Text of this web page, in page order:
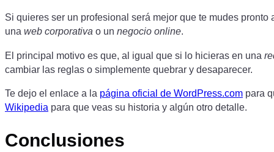
Si quieres ser un profesional será mejor que te mudes
una web corporativa o un negocio online.
El principal motivo es que, al igual que si lo hicieras en una
cambiar las reglas o simplemente quebrar y desaparecer.
Te dejo el enlace a la página oficial de WordPress.com para
Wikipedia para que veas su historia y algún otro detalle.
Conclusiones